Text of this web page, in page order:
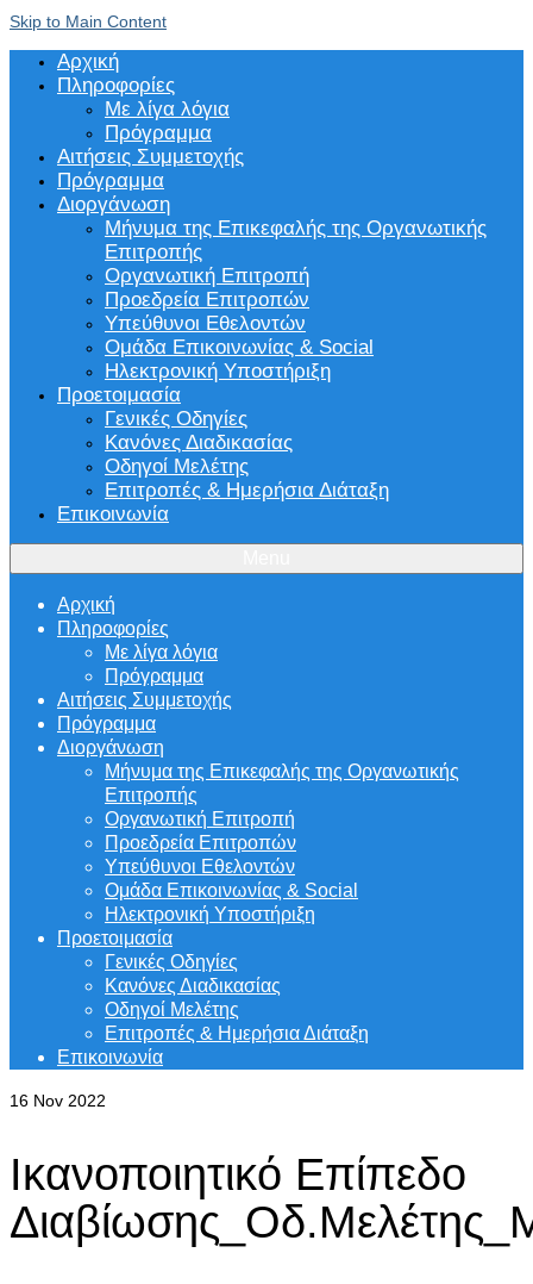
Skip to Main Content
Αρχική
Πληροφορίες
Με λίγα λόγια
Πρόγραμμα
Αιτήσεις Συμμετοχής
Πρόγραμμα
Διοργάνωση
Μήνυμα της Επικεφαλής της Οργανωτικής
Επιτροπής
Οργανωτική Επιτροπή
Προεδρεία Επιτροπών
Υπεύθυνοι Εθελοντών
Ομάδα Επικοινωνίας & Social
Ηλεκτρονική Υποστήριξη
Προετοιμασία
Γενικές Οδηγίες
Κανόνες Διαδικασίας
Οδηγοί Μελέτης
Επιτροπές & Ημερήσια Διάταξη
Επικοινωνία
Αρχική
Πληροφορίες
Με λίγα λόγια
Πρόγραμμα
Αιτήσεις Συμμετοχής
Πρόγραμμα
Διοργάνωση
Μήνυμα της Επικεφαλής της Οργανωτικής
Επιτροπής
Οργανωτική Επιτροπή
Προεδρεία Επιτροπών
Υπεύθυνοι Εθελοντών
Ομάδα Επικοινωνίας & Social
Ηλεκτρονική Υποστήριξη
Προετοιμασία
Γενικές Οδηγίες
Κανόνες Διαδικασίας
Οδηγοί Μελέτης
Επιτροπές & Ημερήσια Διάταξη
Επικοινωνία
16 Nov 2022
Ικανοποιητικό Επίπεδο